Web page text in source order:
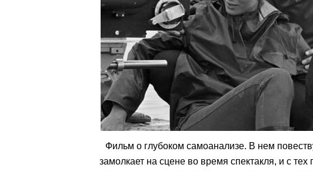
Фильм о глубоком самоанализе. В нем
замолкает на сцене во время спектакля, и с